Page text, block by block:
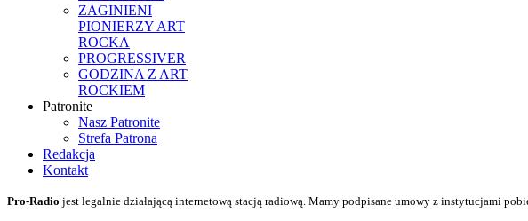
ZAGINIENI
PIONIERZY ART
ROCKA
PROGRESSIVER
GODZINA Z ART
ROCKIEM
Patronite
Nasz Patronite
Strefa Patrona
Redakcja
Kontakt
Pro-Radio jest legalnie działającą internetową stacją radiową. Mamy podpisane umowy z instytucjami